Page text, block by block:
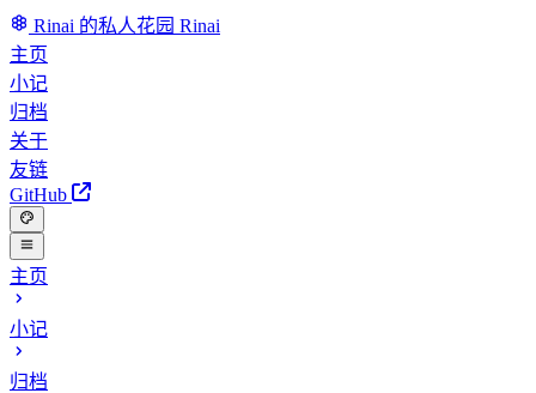
Rinai 的私人花园 Rinai
主页
小记
归档
关于
友链
GitHub
主页
小记
归档